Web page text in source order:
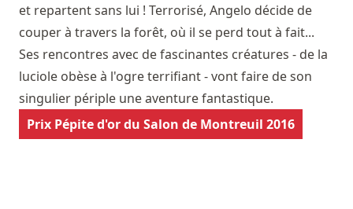
et repartent sans lui ! Terrorisé, Angelo décide de
couper à travers la forêt, où il se perd tout à fait...
Ses rencontres avec de fascinantes créatures - de la
luciole obèse à l'ogre terrifiant - vont faire de son
singulier périple une aventure fantastique.
Prix Pépite d'or du Salon de Montreuil 2016